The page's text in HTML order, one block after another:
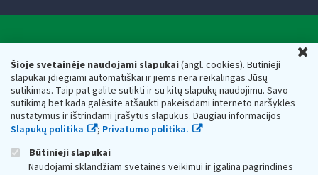
Šioje svetainėje naudojami slapukai(angl. cookies). Būtinieji
slapukai įdiegiami automatiškai ir jiems nėra reikalingas Jūsų
sutikimas. Taip pat galite sutikti ir su kitų slapukų naudojimu. Savo
sutikimą bet kada galėsite atšaukti pakeisdami interneto naršyklės
nustatymus ir ištrindami įrašytus slapukus. Daugiau informacijos
Slapukų politika
; Privatumo politika.
Būtinieji slapukai
Naudojami sklandžiam svetainės veikimui ir įgalina pagrindines
Respublikos finansų ministerijos
Biudžetinė įstaiga. Juridinio asmens kodas — 188659752,
adresas: Vasario 16-osios g. 14, 01107 Vilnius, Lietuva, el.paštas:
vmi@vmi.lt, E. pristatymo dėžutės adresas 188659752
Duomenys apie Valstybinę mokesčių inspekciją prie Lietuvos
Respublikos finansų ministerijos kaupiami ir saugomi Juridinių